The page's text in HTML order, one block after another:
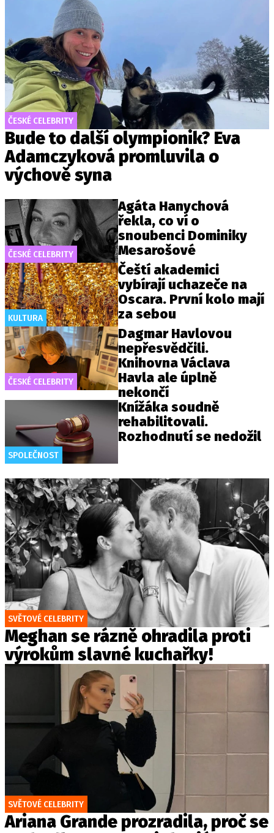
ČESKÉ CELEBRITY
Bude to další olympionik? Eva
Adamczyková promluvila o
výchově syna
ČESKÉ CELEBRITY
Agáta Hanychová
řekla, co ví o
snoubenci Dominiky
Mesarošové
KULTURA
Čeští akademici
vybírají uchazeče na
Oscara. První kolo mají
za sebou
ČESKÉ CELEBRITY
Dagmar Havlovou
nepřesvědčili.
Knihovna Václava
Havla ale úplně
nekončí
SPOLEČNOST
Knížáka soudně
rehabilitovali.
Rozhodnutí se nedožil
SVĚTOVÉ CELEBRITY
Meghan se rázně ohradila proti
výrokům slavné kuchařky!
SVĚTOVÉ CELEBRITY
Ariana Grande prozradila, proč se